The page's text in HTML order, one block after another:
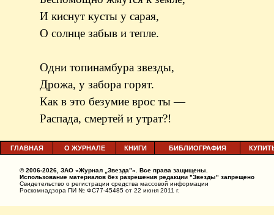
И киснут кусты у сарая,
О солнце забыв и тепле.
Одни топинамбура звезды,
Дрожа, у забора горят.
Как в это безумие врос ты —
Распада, смертей и утрат?!
ГЛАВНАЯ О ЖУРНАЛЕ КНИГИ БИБЛИОГРАФИЯ
© 2006-2026, ЗАО «Журнал „Звезда”». Все права защищены.
Использование материалов без разрешения редакции "Звезды" запрещено
Свидетельство о регистрации средства массовой информации
Роскомнадзора ПИ № ФС77-45485 от 22 июня 2011 г.